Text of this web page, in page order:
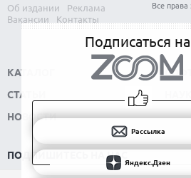
Об издании
Реклама
Вакансии
Контакты
Все
КАТАЛОГ
СТАТЬИ
НОВОСТИ
СОФТ
ПОДПИШИТЕСЬ НА НАС
Подписаться на
Рассылка
Яндекс.Дзен